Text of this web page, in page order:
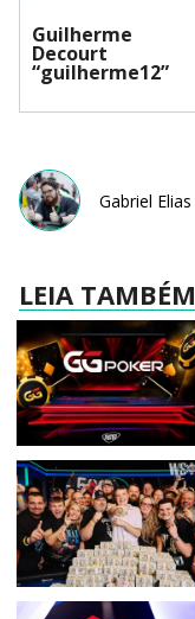
Guilherme
Decourt
“guilherme12”
Gabriel Elias
LEIA TAMBÉM